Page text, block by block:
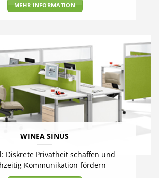
MEHR INFORMATION
WINEA SINUS
Diskrete Privatheit schaffen und
Kommunikation fördern